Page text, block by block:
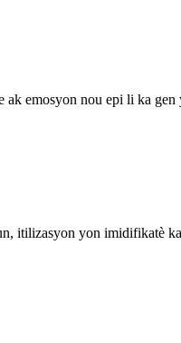
emosyon nou epi li ka
itilizasyon yon imidifikatè